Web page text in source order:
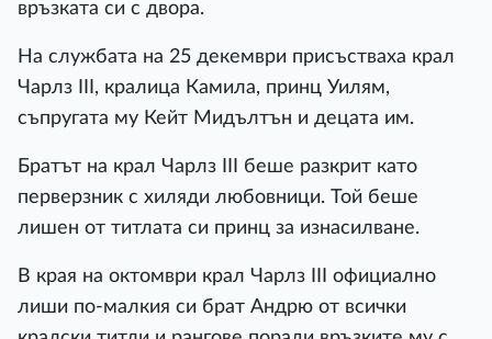
връзката си с двора.
На службата на 25 декември присъстваха крал
Чарлз III, кралица Камила, принц Уилям,
съпругата му Кейт Мидълтън и децата им.
Братът на крал Чарлз III беше разкрит като
перверзник с хиляди любовници. Той беше
лишен от титлата си принц за изнасилване.
В края на октомври крал Чарлз III официално
лиши по-малкия си брат Андрю от всички